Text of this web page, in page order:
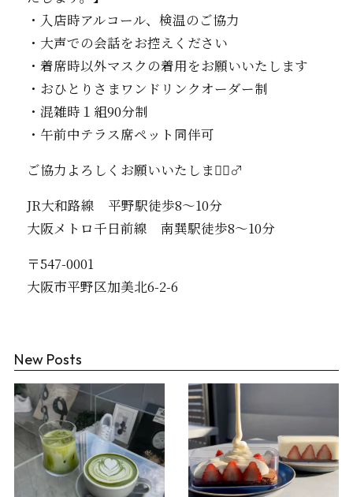
・入店時アルコール、検温のご協力
・大声での会話をお控えください
・着席時以外マスクの着用をお願いいたします
・おひとりさまワンドリンクオーダー制
・混雑時１組90分制
・午前中テラス席ペット同伴可
ご協力よろしくお願いいたします🏻‍♂️
JR大和路線 平野駅徒歩8〜10分
大阪メトロ千日前線 南巽駅徒歩8〜10分
〒547-0001
大阪市平野区加美北6-2-6
New Posts